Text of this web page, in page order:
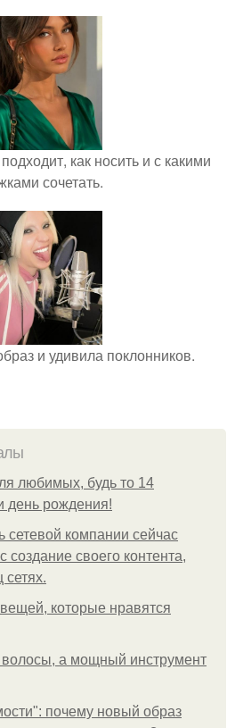
как носить и с какими
сочетать.
и удивила поклонников.
любимых, будь то 14
день рождения!
сетевой компании сейчас
создание своего контента,
сетях.
которые нравятся
волосы, а мощный инструмент
почему новый образ